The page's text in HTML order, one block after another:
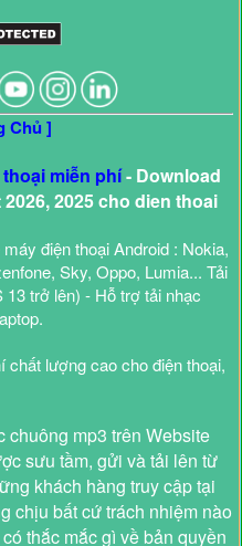
Chủ ]
miễn phí- Download
2025 cho dien thoai
điện thoại Android : Nokia,
Sky, Oppo, Lumia... Tải
13 trở lên) - Hỗ trợ tải nhạc
chất lượng cao cho điện thoại,
chuông mp3 trên Website
sưu tầm, gửi và tải lên từ
khách hàng truy cập tại
chịu bất cứ trách nhiệm nào
thắc mắc gì về bản quyền